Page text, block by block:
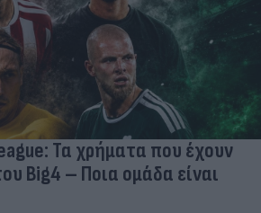
Τα χρήματα που έχουν
Big4 – Ποια ομάδα είναι